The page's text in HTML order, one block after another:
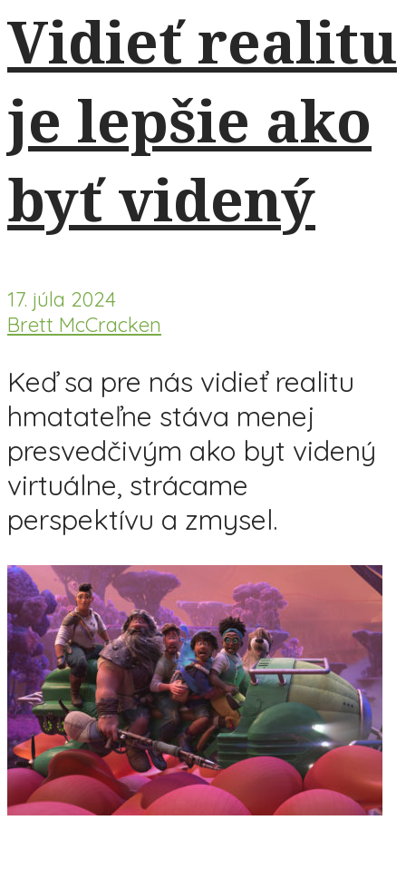
Vidieť realitu
je lepšie ako
byť videný
17. júla 2024
Brett McCracken
Keď sa pre nás vidieť realitu
hmatateľne stáva menej
presvedčivým ako byt videný
virtuálne, strácame
perspektívu a zmysel.